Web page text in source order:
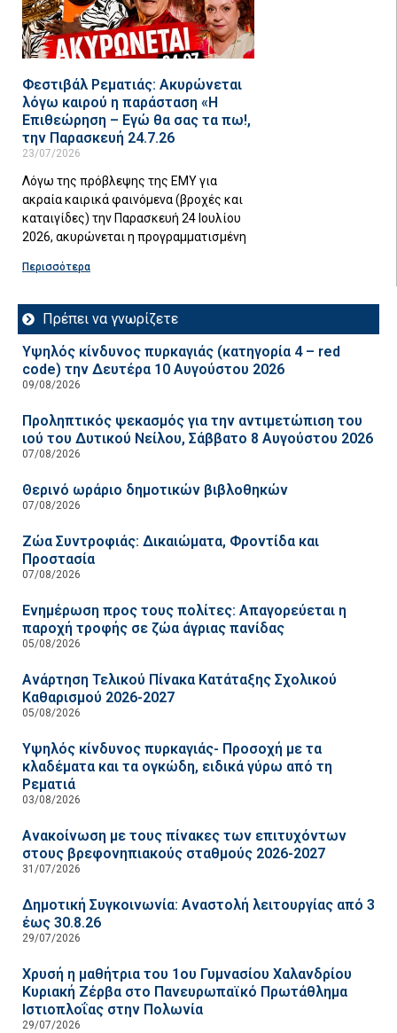
Φεστιβάλ Ρεματιάς: Ακυρώνεται
λόγω καιρού η παράσταση «Η
Επιθεώρηση – Εγώ θα σας τα πω!,
την Παρασκευή 24.7.26
23/07/2026
Λόγω της πρόβλεψης της ΕΜΥ για
ακραία καιρικά φαινόμενα (βροχές και
καταιγίδες) την Παρασκευή 24 Ιουλίου
2026, ακυρώνεται η προγραμματισμένη
Περισσότερα
Πρέπει να γνωρίζετε
Υψηλός κίνδυνος πυρκαγιάς (κατηγορία 4 – red
code) την Δευτέρα 10 Αυγούστου 2026
09/08/2026
Προληπτικός ψεκασμός για την αντιμετώπιση του
ιού του Δυτικού Νείλου, Σάββατο 8 Αυγούστου 2026
07/08/2026
Θερινό ωράριο δημοτικών βιβλοθηκών
07/08/2026
Ζώα Συντροφιάς: Δικαιώματα, Φροντίδα και
Προστασία
07/08/2026
Ενημέρωση προς τους πολίτες: Απαγορεύεται η
παροχή τροφής σε ζώα άγριας πανίδας
05/08/2026
Ανάρτηση Τελικού Πίνακα Κατάταξης Σχολικού
Καθαρισμού 2026-2027
05/08/2026
Υψηλός κίνδυνος πυρκαγιάς- Προσοχή με τα
κλαδέματα και τα ογκώδη, ειδικά γύρω από τη
Ρεματιά
03/08/2026
Ανακοίνωση με τους πίνακες των επιτυχόντων
στους βρεφονηπιακούς σταθμούς 2026-2027
31/07/2026
Δημοτική Συγκοινωνία: Αναστολή λειτουργίας από 3
έως 30.8.26
29/07/2026
Χρυσή η μαθήτρια του 1ου Γυμνασίου Χαλανδρίου
Κυριακή Ζέρβα στο Πανευρωπαϊκό Πρωτάθλημα
Ιστιοπλοΐας στην Πολωνία
29/07/2026